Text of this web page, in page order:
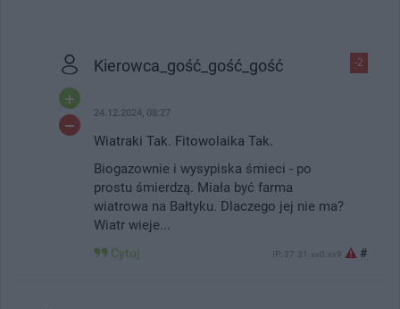
-2
Kierowca_gość_gość_gość
24.12.2024, 08:27
Wiatraki Tak. Fitowolaika Tak.
Biogazownie i wysypiska śmieci - po
prostu śmierdzą. Miała być farma
wiatrowa na Bałtyku. Dlaczego jej nie ma?
Wiatr wieje...
Cytuj IP: 37.31.xx0.xx9 #